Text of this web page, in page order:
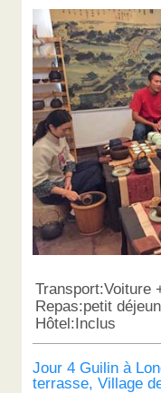
Transport:Voiture
Repas:petit
Hôtel:Inclus
Jour 4 Guilin à
terrasse, Village